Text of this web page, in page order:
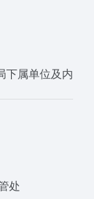
下属单位及内
处